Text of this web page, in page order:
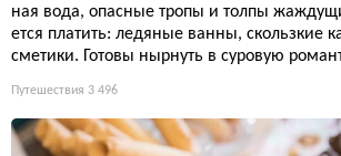
ная вода, опасные тропы и толпы
ется платить: ледяные ванны, скользкие
сметики. Готовы нырнуть в суровую
Путешествия 3 496